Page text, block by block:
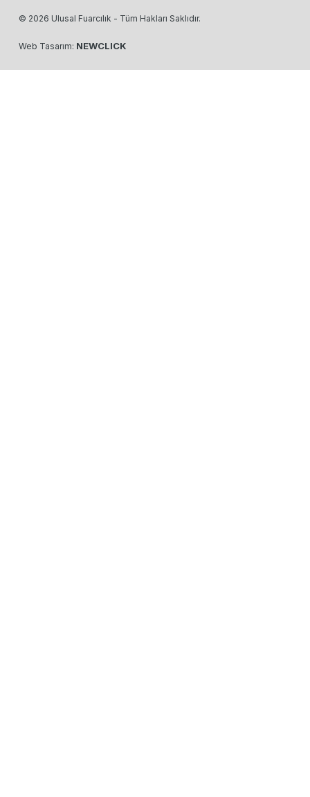
© 2026 Ulusal Fuarcılık - Tüm Hakları Saklıdır.
Web Tasarım: NEWCLICK